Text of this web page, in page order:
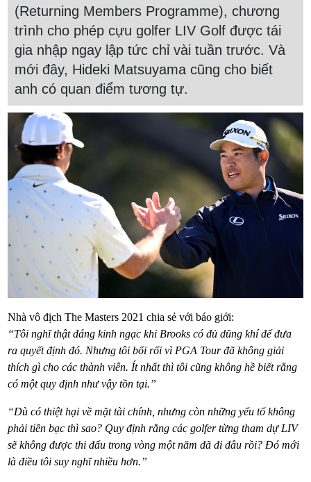
(Returning Members Programme), chương
trình cho phép cựu golfer LIV Golf được tái
gia nhập ngay lập tức chỉ vài tuần trước. Và
mới đây, Hideki Matsuyama cũng cho biết
anh có quan điểm tương tự.
Nhà vô địch The Masters 2021 chia sẻ với báo giới:
“Tôi nghĩ thật đáng kinh ngạc khi Brooks có đủ dũng khí để đưa
ra quyết định đó. Nhưng tôi bối rối vì PGA Tour đã không giải
thích gì cho các thành viên. Ít nhất thì tôi cũng không hề biết rằng
có một quy định như vậy tồn tại.”
“Dù có thiệt hại về mặt tài chính, nhưng còn những yếu tố không
phải tiền bạc thì sao? Quy định rằng các golfer từng tham dự LIV
sẽ không được thi đấu trong vòng một năm đã đi đâu rồi? Đó mới
là điều tôi suy nghĩ nhiều hơn.”